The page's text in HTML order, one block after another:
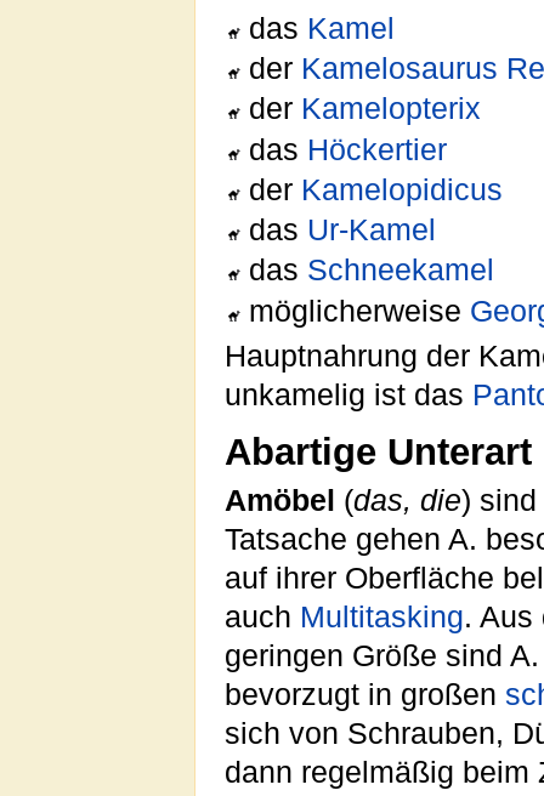
das Kamel
der Kamelosaurus
der Kamelopterix
das Höckertier
der Kamelopidicus
das Ur-Kamel
das Schneekamel
möglicherweise
Hauptnahrung der
unkamelig ist das
Abartige Unterart
Amöbel (das, die) sind
Tatsache gehen A.
auf ihrer Oberfläche
auch Multitasking. Aus
geringen Größe sind
bevorzugt in großen
sich von Schrauben,
dann regelmäßig beim